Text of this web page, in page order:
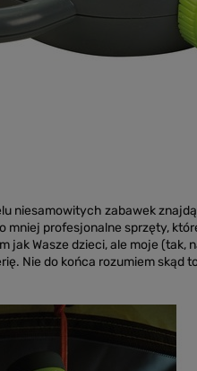
niesamowitych zabawek
mniej profesjonalne sprzęty,
Wasze dzieci, ale moje (tak,
Nie do końca rozumiem skąd